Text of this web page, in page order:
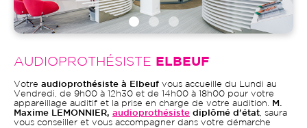
AUDIOPROTHÉSISTE ELBEUF
Votre audioprothésiste à Elbeuf vous accueille du Lundi au
Vendredi, de 9h00 à 12h30 et de 14h00 à 18h00 pour votre
appareillage auditif et la prise en charge de votre audition.
M.
Maxime LEMONNIER, audioprothésiste diplômé d'état, saura
vous conseiller et vous accompagner dans votre démarche